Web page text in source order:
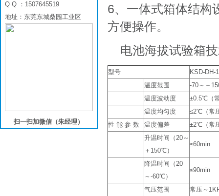
6、一体式箱体结构
方便操作。
电池海拔试验箱
型号
KSD-DH-
温度范围
-70～＋
温度波动度
±0.5℃（
温度均匀度
≤2℃（常
性 能 参 数
温度偏差
±2℃（常
升温时间（20～
＋150℃）
≤60min
降温时间（20
～-60℃）
≤90min
气压范围
常压～
Q Q ：1507645519
地址：东莞东城桑园工业区
扫一扫加微信（朱经理）